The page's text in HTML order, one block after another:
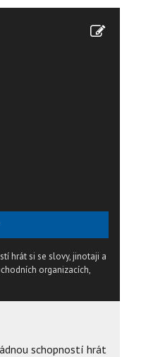
hrát si se slovy, jinotaji a
organizacích,
schopností hrát